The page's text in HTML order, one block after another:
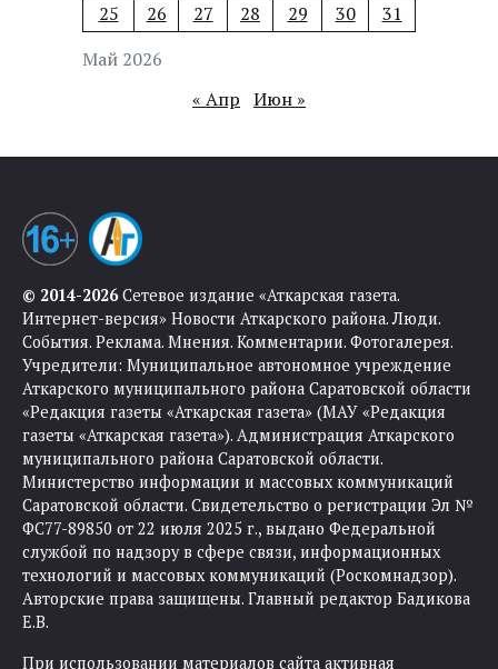
Май 2026
25
26 27 28 29 30 31
« Апр Июн »
© 2014-2026Сетевое издание «Аткарская газета.
Интернет-версия» Новости Аткарского района. Люди.
События. Реклама. Мнения. Комментарии. Фотогалерея.
Учредители: Муниципальное автономное учреждение
Аткарского муниципального района Саратовской области
«Редакция газеты «Аткарская газета» (МАУ «Редакция
газеты «Аткарская газета»). Администрация Аткарского
муниципального района Саратовской области.
Министерство информации и массовых коммуникаций
Саратовской области. Свидетельство о регистрации Эл №
ФС77-89850 от 22 июля 2025 г., выдано Федеральной
службой по надзору в сфере связи, информационных
технологий и массовых коммуникаций (Роскомнадзор).
Авторские права защищены. Главный редактор Бадикова
Е.В.
При использовании материалов сайта активная